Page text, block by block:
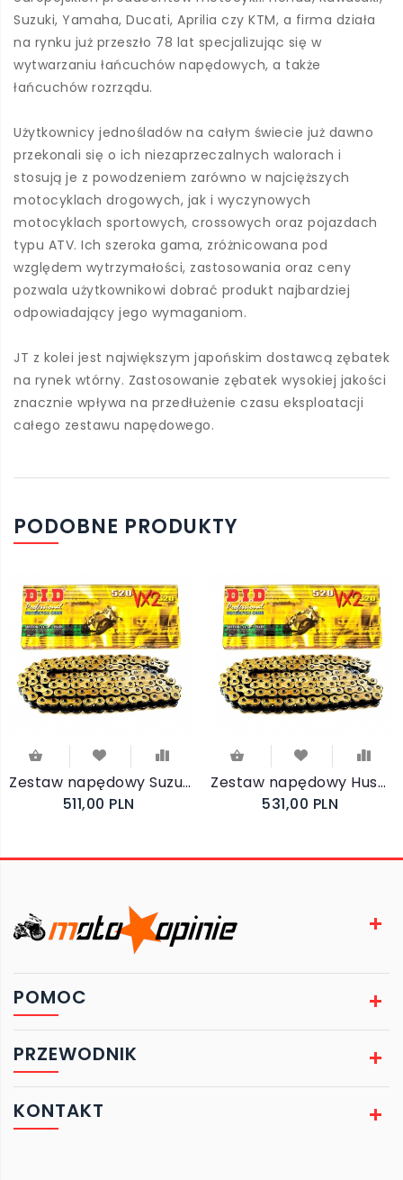
Suzuki, Yamaha, Ducati, Aprilia czy KTM, a firma działa
na rynku już przeszło 78 lat specjalizując się w
wytwarzaniu łańcuchów napędowych, a także
łańcuchów rozrządu.
Użytkownicy jednośladów na całym świecie już dawno
przekonali się o ich niezaprzeczalnych walorach i
stosują je z powodzeniem zarówno w najcięższych
motocyklach drogowych, jak i wyczynowych
motocyklach sportowych, crossowych oraz pojazdach
typu ATV. Ich szeroka gama, zróżnicowana pod
względem wytrzymałości, zastosowania oraz ceny
pozwala użytkownikowi dobrać produkt najbardziej
odpowiadający jego wymaganiom.
JT z kolei jest największym japońskim dostawcą zębatek
na rynek wtórny. Zastosowanie zębatek wysokiej jakości
znacznie wpływa na przedłużenie czasu eksploatacji
całego zestawu napędowego.
PODOBNE PRODUKTY
Zestaw napędowy Suzuki RM-Z 250 2007-2009 (DID VX, JT)
511,00 PLN
Zestaw napędowy Husqvarna WR / CR 125 2009-2013 (DID VX2, JT)
531,00 PLN
POMOC
PRZEWODNIK
KONTAKT